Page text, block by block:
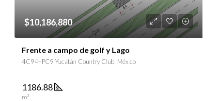
$10,186,880
Frente a campo de golf y Lago
4C94+PC9 Yucatán Country Club, México
1186.88
m²